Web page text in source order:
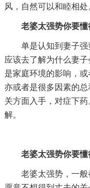
风，自然可以和睦相处
老婆太强势你要
单是认知到妻子
应该去了解为什么妻
是家庭环境的影响，
亦或者是很多因素的
关方面入手，对症下
解。
老婆太强势你要
老婆太强势，一